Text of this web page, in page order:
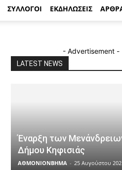
ΣΥΛΛΟΓΟΙ ΕΚΔΗΛΩΣΕΙΣ
- Advertisement -
LATEST NEWS
Έναρξη των
Δήμου Κηφισιάς
ΑΘΜΟΝΙΟΝΒΗΜΑ - 25 Αυγούστου